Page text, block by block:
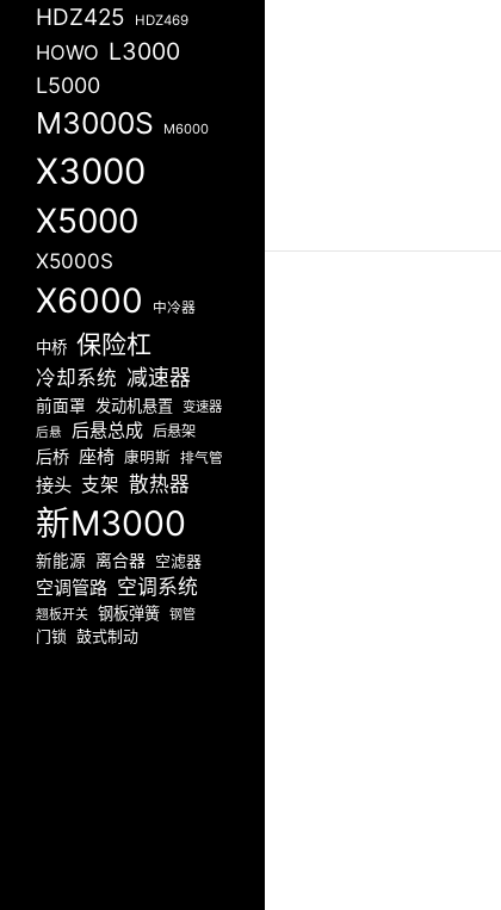
HDZ425 HDZ469
HOWO L3000
L5000
M3000S M6000
X3000
X5000
X5000S
X6000 中冷器
中桥 保险杠
冷却系统 减速器
前面罩 发动机悬置 变速器
后悬 后悬总成 后悬架
后桥 座椅 康明斯 排气管
接头 支架 散热器
新M3000
新能源 离合器 空滤器
空调管路 空调系统
翘板开关 钢板弹簧 钢管
门锁 鼓式制动